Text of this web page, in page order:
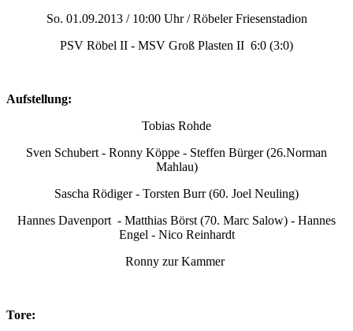
So. 01.09.2013 / 10:00 Uhr / Röbeler Friesenstadion
PSV Röbel II - MSV Groß Plasten II 6:0 (3:0)
Aufstellung:
Tobias Rohde
Sven Schubert - Ronny Köppe - Steffen Bürger (26.Norman
Mahlau)
Sascha Rödiger - Torsten Burr (60. Joel Neuling)
Hannes Davenport - Matthias Börst (70. Marc Salow) - Hannes
Engel - Nico Reinhardt
Ronny zur Kammer
Tore: